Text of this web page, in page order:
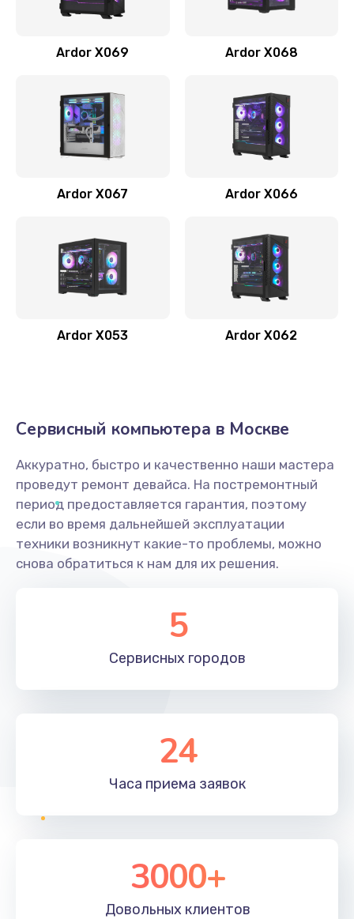
Ardor X069 Ardor X068
Ardor X067 Ardor X066
Ardor X053 Ardor X062
Сервисный компьютера в Москве
Аккуратно, быстро и качественно наши мастера
проведут ремонт девайса. На постремонтный
период предоставляется гарантия, поэтому
если во время дальнейшей эксплуатации
техники возникнут какие-то проблемы, можно
снова обратиться к нам для их решения.
5
Сервисных городов
24
Часа приема заявок
3000+
Довольных клиентов